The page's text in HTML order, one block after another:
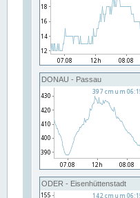
DONAU - Passau
ODER - Eisenhüttenstadt